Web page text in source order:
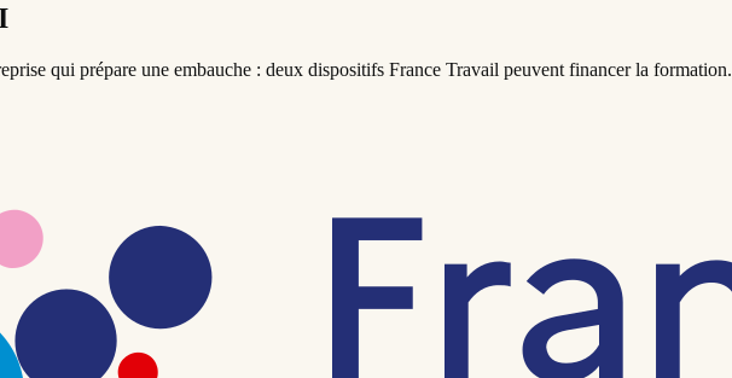
qui prépare une embauche : deux dispositifs France Travail peuvent financer la formation.